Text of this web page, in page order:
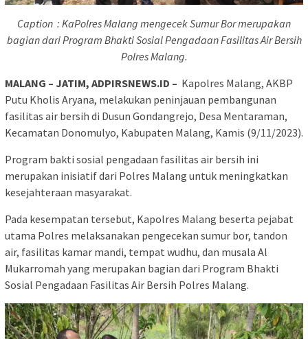
Caption : KaPolres Malang mengecek Sumur Bor merupakan
bagian dari Program Bhakti Sosial Pengadaan Fasilitas Air Bersih
Polres Malang.
MALANG – JATIM, ADPIRSNEWS.ID – Kapolres Malang, AKBP
Putu Kholis Aryana, melakukan peninjauan pembangunan
fasilitas air bersih di Dusun Gondangrejo, Desa Mentaraman,
Kecamatan Donomulyo, Kabupaten Malang, Kamis (9/11/2023).
Program bakti sosial pengadaan fasilitas air bersih ini
merupakan inisiatif dari Polres Malang untuk meningkatkan
kesejahteraan masyarakat.
Pada kesempatan tersebut, Kapolres Malang beserta pejabat
utama Polres melaksanakan pengecekan sumur bor, tandon
air, fasilitas kamar mandi, tempat wudhu, dan musala Al
Mukarromah yang merupakan bagian dari Program Bhakti
Sosial Pengadaan Fasilitas Air Bersih Polres Malang.